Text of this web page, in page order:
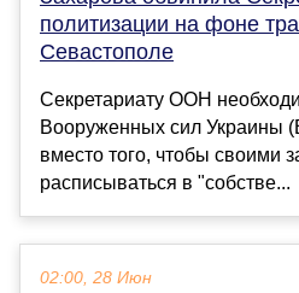
политизации на фоне
Севастополе
Секретариату ООН
Вооруженных сил Украины
вместо того, чтобы своими
расписываться в "собстве...
02:00, 28 Июн